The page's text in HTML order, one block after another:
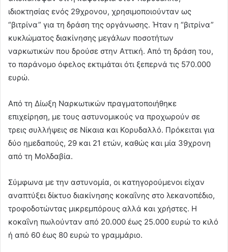
ιδιοκτησίας ενός 29χρονου, χρησιμοποιούνταν ως
“βιτρίνα” για τη δράση της οργάνωσης. Ήταν η “βιτρίνα”
κυκλώματος διακίνησης μεγάλων ποσοτήτων
ναρκωτικών που δρούσε στην Αττική. Από τη δράση του,
το παράνομο όφελος εκτιμάται ότι ξεπερνά τις 570.000
ευρώ.
Από τη Δίωξη Ναρκωτικών πραγματοποιήθηκε
επιχείρηση, με τους αστυνομικούς να προχωρούν σε
τρεις συλλήψεις σε Νίκαια και Κορυδαλλό. Πρόκειται για
δύο ημεδαπούς, 29 και 21 ετών, καθώς και μία 39χρονη
από τη Μολδαβία.
Σύμφωνα με την αστυνομία, οι κατηγορούμενοι είχαν
αναπτύξει δίκτυο διακίνησης κοκαΐνης στο λεκανοπέδιο,
τροφοδοτώντας μικρεμπόρους αλλά και χρήστες. Η
κοκαΐνη πωλούνταν από 20.000 έως 25.000 ευρώ το κιλό
ή από 60 έως 80 ευρώ το γραμμάριο.